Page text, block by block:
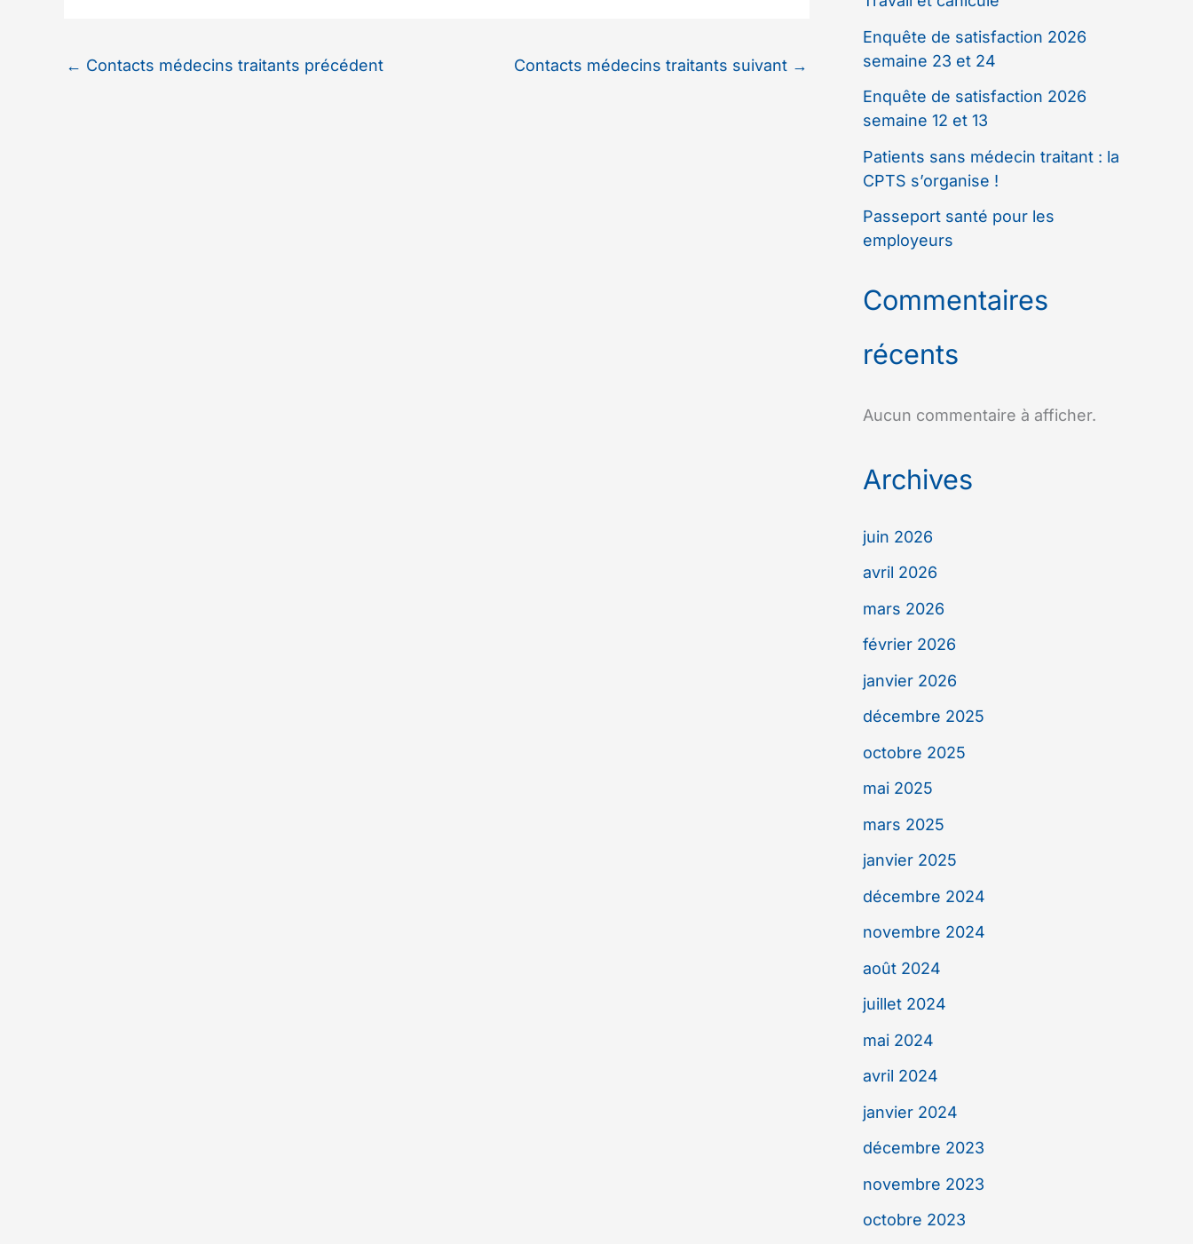
← Contacts médecins traitants précédent Contacts médecins traitants suivant →
Enquête de satisfaction 2026
semaine 23 et 24
Enquête de satisfaction 2026
semaine 12 et 13
Patients sans médecin traitant : la
CPTS s’organise !
Passeport santé pour les
employeurs
Commentaires
récents
Aucun commentaire à afficher.
Archives
juin 2026
avril 2026
mars 2026
février 2026
janvier 2026
décembre 2025
octobre 2025
mai 2025
mars 2025
janvier 2025
décembre 2024
novembre 2024
août 2024
juillet 2024
mai 2024
avril 2024
janvier 2024
décembre 2023
novembre 2023
octobre 2023